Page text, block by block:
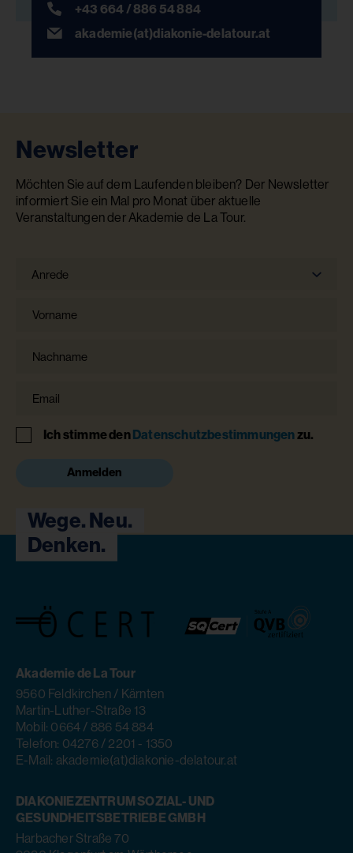
+43 664 / 886 54 884
akademie(at)diakonie-delatour.at
Newsletter
Möchten Sie auf dem Laufenden bleiben? Der Newsletter
informiert Sie ein Mal pro Monat über aktuelle
Veranstaltungen der Akademie de La Tour.
Anrede
Anrede
Hinweis
Ich stimme denDatenschutzbestimmungenzu.
Anmelden
Wege. Neu.
Denken.
Akademie de La Tour
9560 Feldkirchen / Kärnten
Martin-Luther-Straße 13
Mobil: 0664 / 886 54 884
Telefon: 04276 / 2201 - 1350
E-Mail: akademie(at)diakonie-delatour.at
DIAKONIEZENTRUM SOZIAL- UND
GESUNDHEITSBETRIEBE GMBH
Harbacher Straße 70